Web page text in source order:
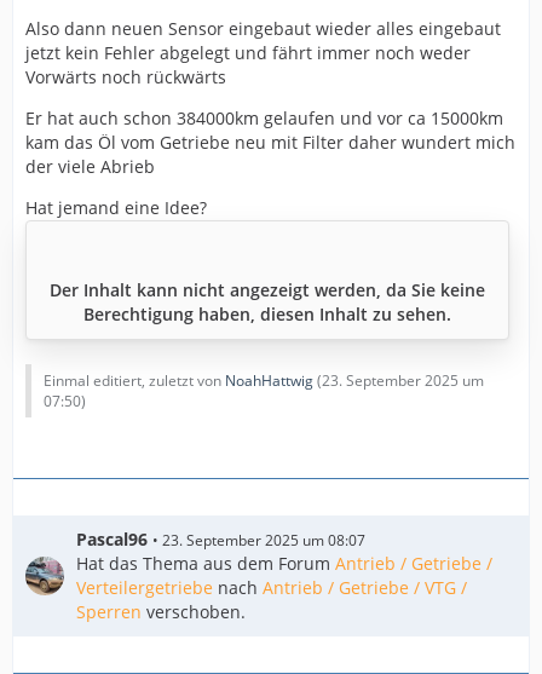
Also dann neuen Sensor eingebaut wieder alles eingebaut
jetzt kein Fehler abgelegt und fährt immer noch weder
Vorwärts noch rückwärts
Er hat auch schon 384000km gelaufen und vor ca 15000km
kam das Öl vom Getriebe neu mit Filter daher wundert mich
der viele Abrieb
Hat jemand eine Idee?
Der Inhalt kann nicht angezeigt werden, da Sie keine
Berechtigung haben, diesen Inhalt zu sehen.
Einmal editiert, zuletzt von NoahHattwig(23. September 2025 um
07:50)
Pascal96 23. September 2025 um 08:07
Hat das Thema aus dem Forum Antrieb / Getriebe /
Verteilergetriebe nach Antrieb / Getriebe / VTG /
Sperren verschoben.